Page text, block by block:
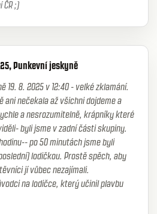
;)
Punkevní jeskyně
19. 8. 2025 v 12:40 - velké zklamání.
všichni dojdeme a
krápníky které
byli jsme v zadní části skupiny.
po 50 minutách jsme byli
lodičkou. Prostě spěch, aby
jí vůbec nezajímali.
na lodičce, který učinil plavbu